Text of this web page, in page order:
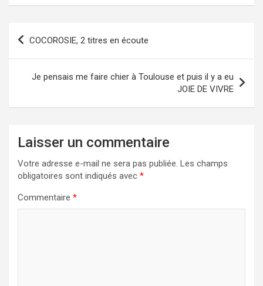
Navigation
COCOROSIE, 2 titres en écoute
Je pensais me faire chier à Toulouse et puis il y a eu
JOIE DE VIVRE
Laisser un commentaire
Votre adresse e-mail ne sera pas publiée. Les champs
obligatoires sont indiqués avec *
Commentaire *